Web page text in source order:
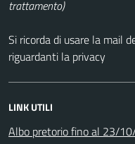
trattamento)
Si ricorda di usare la mail
riguardanti la privacy
LINK UTILI
Albo pretorio fino al 23/